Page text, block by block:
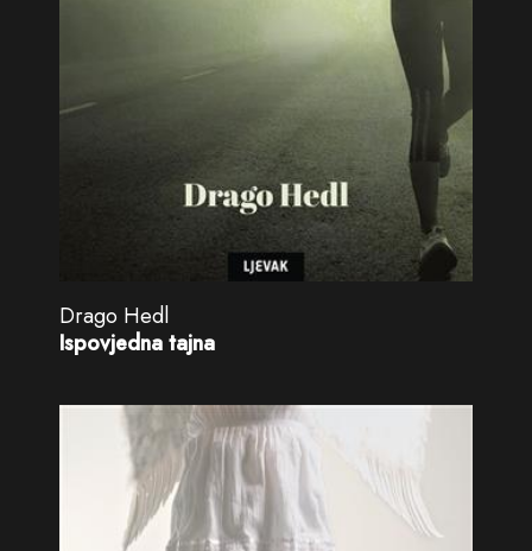
Drago Hedl
Ispovjedna tajna